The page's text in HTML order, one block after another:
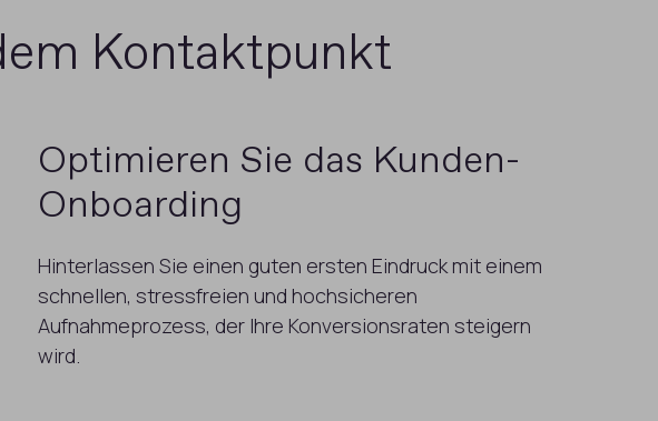
Kontaktpunkt
Optimieren Sie das Kunden-
Onboarding
Hinterlassen Sie einen guten ersten Eindruck mit einem
schnellen, stressfreien und hochsicheren
Aufnahmeprozess, der Ihre Konversionsraten steigern
wird.